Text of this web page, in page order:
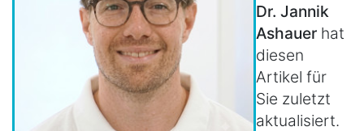
Dr. Jannik
Ashauer hat
diesen
Artikel für
Sie zuletzt
aktualisiert.